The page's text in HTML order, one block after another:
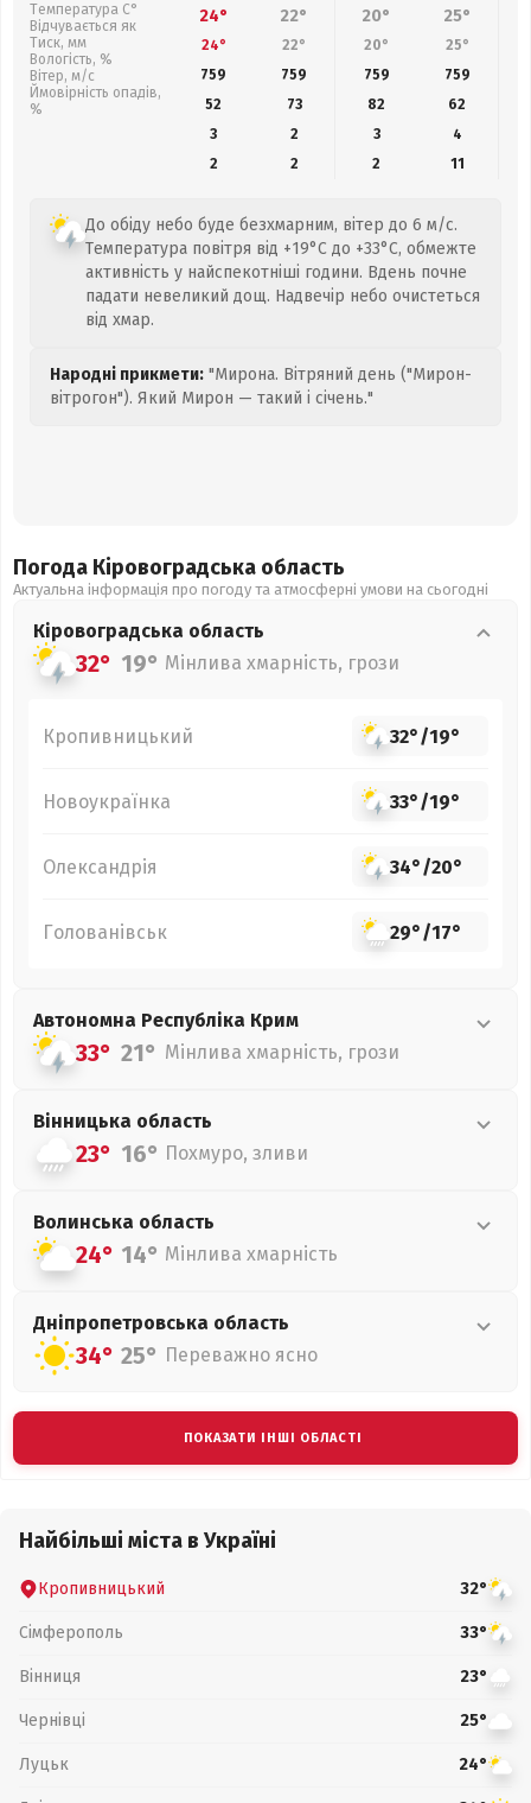
Температура С°
Відчувається як
Тиск, мм
Вологість, %
Вітер, м/с
Ймовірність опадів,
%
24° 22° 20° 25°
24° 22° 20° 25°
759
759 759 759
52
73 82
62
3
2 3
4
2
2 2 11
До обіду небо буде безхмарним, вітер до 6 м/с.
Температура повітря від +19°C до +33°C, обмежте
активність у найспекотніші години. Вдень почне
падати невеликий дощ. Надвечір небо очистеться
від хмар.
Народні прикмети: "Мирона. Вітряний день ("Мирон-
вітрогон"). Який Мирон — такий і січень."
Погода Кіровоградська область
Актуальна інформація про погоду та атмосферні умови на сьогодні
Кіровоградська область
32° 19° Мінлива хмарність, грози
Кропивницький 32°/19°
Новоукраїнка 33°/19°
Олександрія 34°/20°
Голованівськ 29°/17°
Автономна Республіка Крим
33° 21° Мінлива хмарність, грози
Вінницька область
23° 16° Похмуро, зливи
Волинська область
24° 14° Мінлива хмарність
Дніпропетровська область
34° 25° Переважно ясно
ПОКАЗАТИ ІНШІ ОБЛАСТІ
Найбільші міста в Україні
Кропивницький 32°
Сімферополь 33°
Вінниця 23°
Чернівці 25°
Луцьк 24°